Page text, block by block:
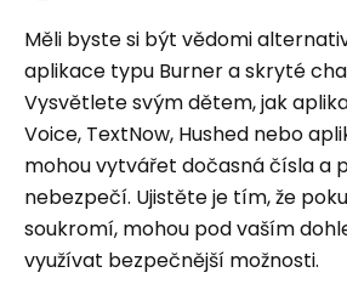
Měli byste si být vědomi
aplikace typu Burner a skryté
Vysvětlete svým dětem, jak
Voice, TextNow, Hushed nebo
mohou vytvářet dočasná čísla a
nebezpečí. Ujistěte je tím, že
soukromí, mohou pod vaším
využívat bezpečnější možnosti.